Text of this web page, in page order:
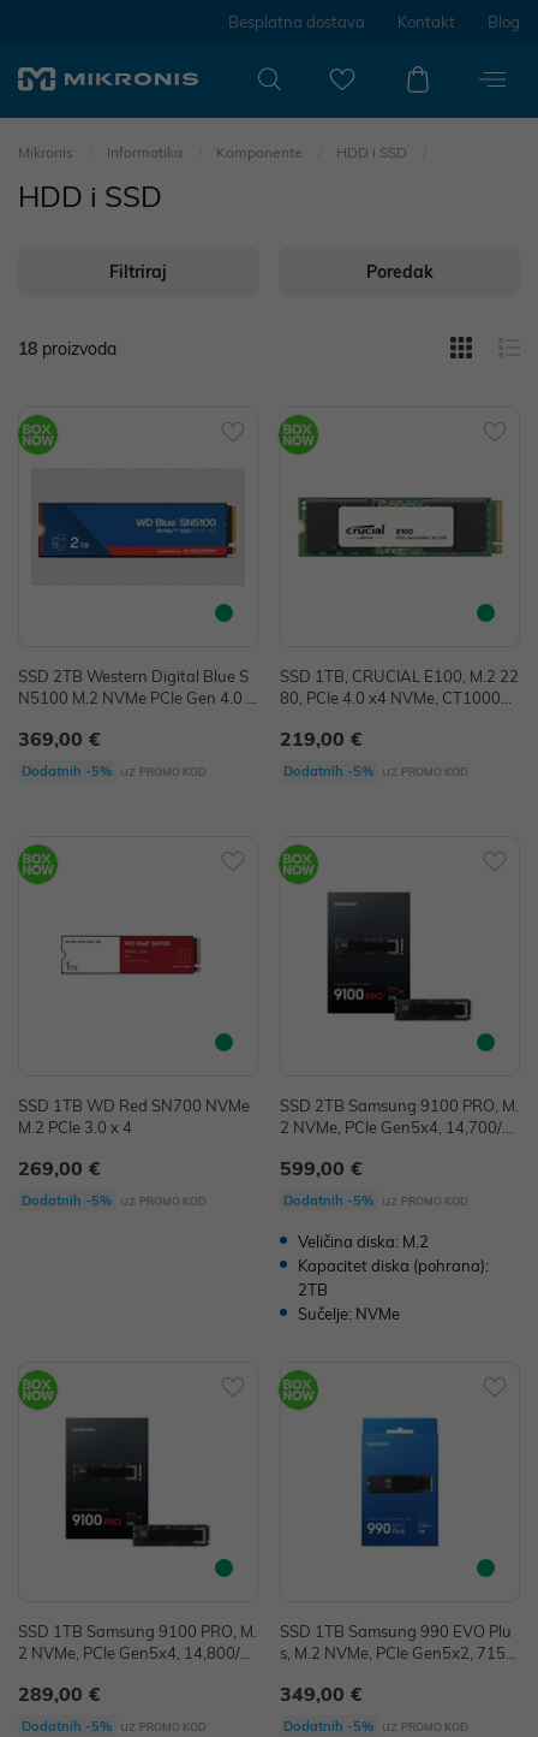
Besplatna dostava Kontakt Blog
Mikronis Informatika Komponente HDD i SSD
HDD i SSD
Filtriraj Poredak
18 proizvoda
SSD 2TB Western Digital Blue S
N5100 M.2 NVMe PCIe Gen 4.0 P
369,00 €
Dodatnih -5% uz PROMO KOD
SSD 1TB, CRUCIAL E100, M.2 22
80, PCIe 4.0 x4 NVMe, CT1000E1
219,00 €
Dodatnih -5% uz PROMO KOD
SSD 1TB WD Red SN700 NVMe
M.2 PCIe 3.0 x 4
269,00 €
Dodatnih -5% uz PROMO KOD
SSD 2TB Samsung 9100 PRO, M.
2 NVMe, PCIe Gen5x4, 14,700/1
599,00 €
Dodatnih -5% uz PROMO KOD
Veličina diska: M.2
Kapacitet diska (pohrana):
2TB
Sučelje: NVMe
SSD 1TB Samsung 9100 PRO, M.
2 NVMe, PCIe Gen5x4, 14,800/1
289,00 €
Dodatnih -5% uz PROMO KOD
SSD 1TB Samsung 990 EVO Plu
s, M.2 NVMe, PCIe Gen5x2, 7150/
349,00 €
Dodatnih -5% uz PROMO KOD